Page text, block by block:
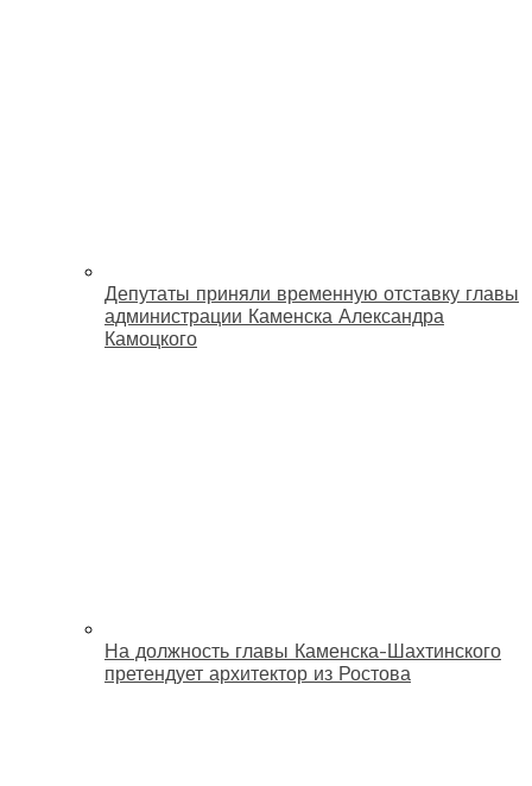
Депутаты приняли временную отставку главы
администрации Каменска Александра
Камоцкого
На должность главы Каменска-Шахтинского
претендует архитектор из Ростова